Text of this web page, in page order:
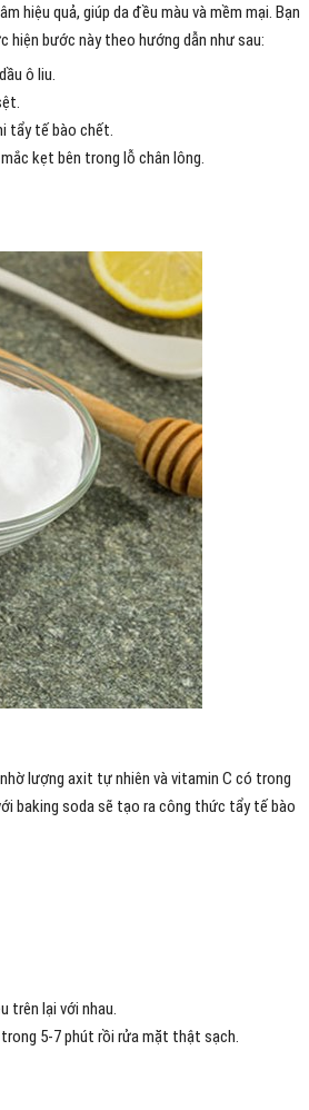
hiệu quả, giúp da đều màu và mềm mại. Bạn
hiện bước này theo hướng dẫn như sau:
ô liu.
tẩy tế bào chết.
kẹt bên trong lỗ chân lông.
lượng axit tự nhiên và vitamin C có trong
baking soda sẽ tạo ra công thức tẩy tế bào
trên lại với nhau.
5-7 phút rồi rửa mặt thật sạch.